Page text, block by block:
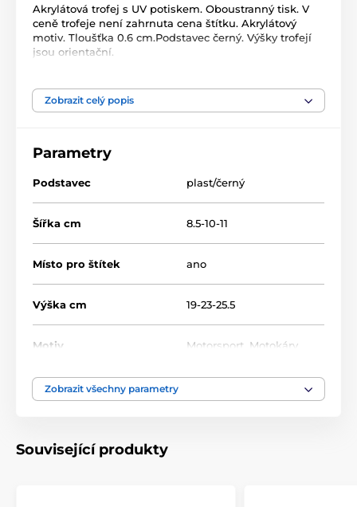
Akrylátová trofej s UV potiskem. Oboustranný tisk. V
ceně trofeje není zahrnuta cena štítku. Akrylátový
motiv. Tloušťka 0.6 cm.Podstavec černý. Výšky trofejí
jsou orientační.
Produkt je zařazen v kategoriích
Akrylátové trofeje
Zobrazit celý popis
Parametry
Podstavec plast/černý
Šířka cm 8.5-10-11
Místo pro štítek ano
Výška cm 19-23-25.5
Motiv Motorsport Motokáry
Typ ocenění
Zobrazit všechny parametry
Související produkty